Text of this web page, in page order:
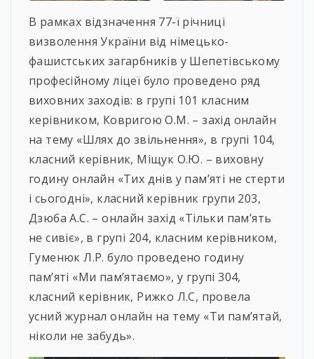
В рамках відзначення 77-ї річниці
визволення України від німецько-
фашистських загарбників у Шепетівському
професійному ліцеї було проведено ряд
виховних заходів: в групі 101 класним
керівником, Ковригою О.М. – захід онлайн
на тему «Шлях до звільнення», в групі 104,
класний керівник, Міщук О.Ю. – виховну
годину онлайн «Тих днів у пам’яті не стерти
і сьогодні», класний керівник групи 203,
Дзюба А.С. – онлайн захід «Тільки пам’ять
не сивіє», в групі 204, класним керівником,
Гуменюк Л.Р. було проведено годину
пам’яті «Ми пам’ятаємо», у групі 304,
класний керівник, Рижко Л.С, провела
усний журнал онлайн на тему «Ти пам’ятай,
ніколи не забудь».